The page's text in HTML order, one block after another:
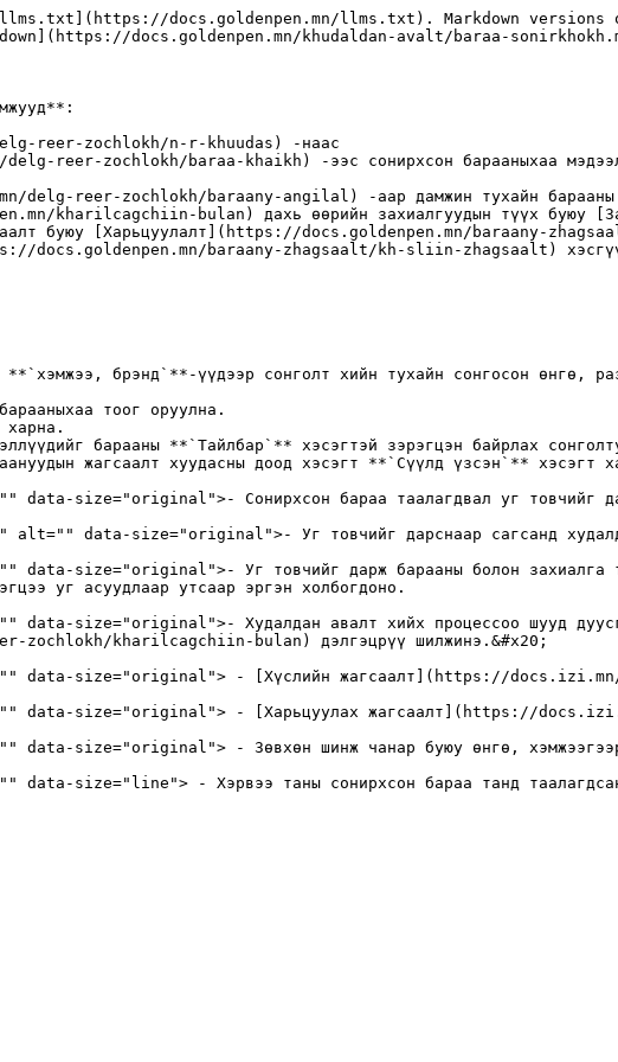
docs.goldenpen.mn/llms.txt). Markdown versions
docs.goldenpen.mn/khudaldan-avalt/baraa-
reer-zochlokh/n-r-khuudas) -наас
reer-zochlokh/baraa-khaikh) -ээс сонирхсон барааныхаа
reer-zochlokh/baraany-angilal) -аар дамжин тухайн барааны
kharilcagchiin-bulan) дахь өөрийн захиалгуудын түүх буюу
буюу [Харьцуулалт](https://docs.goldenpen.mn/baraany-
docs.goldenpen.mn/baraany-zhagsaalt/kh-sliin-zhagsaalt)
брэнд`**-үүдээр сонголт хийн тухайн сонгосон өнгө,
тоог оруулна.
барааны **`Тайлбар`** хэсэгтэй зэрэгцэн байрлах
жагсаалт хуудасны доод хэсэгт **`Сүүлд үзсэн`** хэсэгт
size="original">- Сонирхсон бараа таалагдвал уг товчийг
alt="" data-size="original">- Уг товчийг дарснаар сагсанд
data-size="original">- Уг товчийг дарж барааны болон захиалга
уг асуудлаар утсаар эргэн холбогдоно.
data-size="original">- Худалдан авалт хийх процессоо шууд
zochlokh/kharilcagchiin-bulan) дэлгэцрүү шилжинэ.&#x20;
data-size="original"> - [Хүслийн жагсаалт](https://
data-size="original"> - [Харьцуулах жагсаалт](https://
data-size="original"> - Зөвхөн шинж чанар буюу өнгө,
data-size="line"> - Хэрвээ таны сонирхсон бараа танд